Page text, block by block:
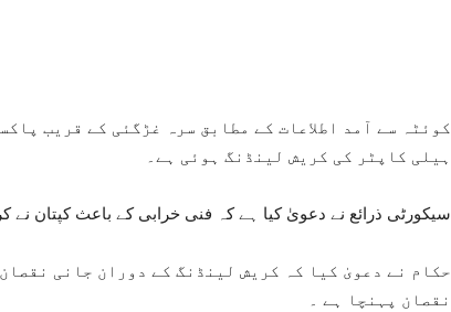
کوئٹہ سے آمد اطلاعات کے مطابق سرہ غڑگئی کے قریب
ہیلی کاپٹر کی کریش لینڈنگ ہوئی ہے۔
سیکورٹی ذرائع نے دعویٰ کیا ہے کہ فنی خرابی کے باعث کپتان نے
حکام نے دعویٰ کیا کہ کریش لینڈنگ کے دوران جانی
نقصان پہنچا ہے ۔